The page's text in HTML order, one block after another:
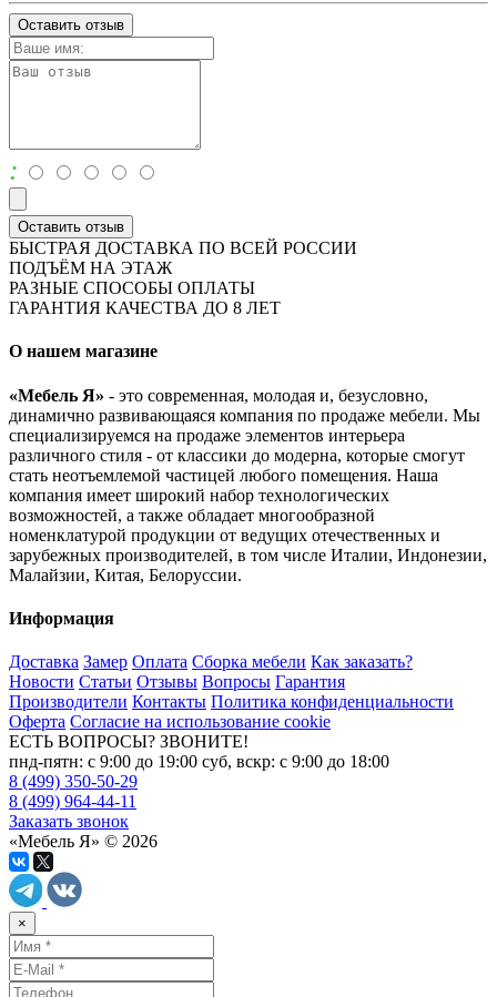
Оставить отзыв
:
Оставить отзыв
БЫСТРАЯ ДОСТАВКА ПО ВСЕЙ РОССИИ
ПОДЪЁМ НА ЭТАЖ
РАЗНЫЕ СПОСОБЫ ОПЛАТЫ
ГАРАНТИЯ КАЧЕСТВА ДО 8 ЛЕТ
О нашем магазине
«Мебель Я» - это современная, молодая и, безусловно,
динамично развивающаяся компания по продаже мебели. Мы
специализируемся на продаже элементов интерьера
различного стиля - от классики до модерна, которые смогут
стать неотъемлемой частицей любого помещения. Наша
компания имеет широкий набор технологических
возможностей, а также обладает многообразной
номенклатурой продукции от ведущих отечественных и
зарубежных производителей, в том числе Италии, Индонезии,
Малайзии, Китая, Белоруссии.
Информация
Доставка Замер Оплата Сборка мебели Как заказать?
Новости Статьи Отзывы Вопросы Гарантия
Производители Контакты Политика конфиденциальности
Оферта Согласие на использование cookie
ЕСТЬ ВОПРОСЫ? ЗВОНИТЕ!
пнд-пятн: с 9:00 до 19:00 суб, вскр: с 9:00 до 18:00
8 (499) 350-50-29
8 (499) 964-44-11
Заказать звонок
«Мебель Я» © 2026
×